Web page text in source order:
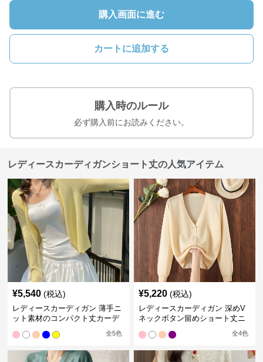
購入画面に進む
カートに追加する
購入時のルール
必ず購入前にお読みください。
レディースカーディガンショート丈の人気アイテム
¥5,540 (税込)
レディースカーディガン 薄手ニ
ット素材のコンパクト丈カーデ
全5色
¥5,220 (税込)
レディースカーディガン 深めV
ネックボタン留めショート丈ニ
全4色